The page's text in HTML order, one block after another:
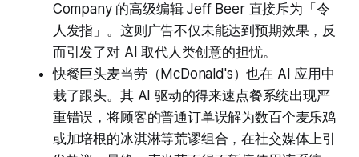
Company 的高级编辑 Jeff Beer 直接斥为「令
人发指」。这则广告不仅未能达到预期效果，反
而引发了对 AI 取代人类创意的担忧。
快餐巨头麦当劳（McDonald's）也在 AI 应用中
栽了跟头。其 AI 驱动的得来速点餐系统出现严
重错误，将顾客的普通订单误解为数百个麦乐鸡
或加培根的冰淇淋等荒谬组合，在社交媒体上引